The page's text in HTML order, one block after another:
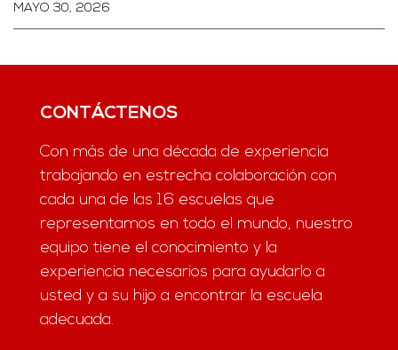
MAYO 30, 2026
CONTÁCTENOS
Con más de una década de experiencia
trabajando en estrecha colaboración con
cada una de las 16 escuelas que
representamos en todo el mundo, nuestro
equipo tiene el conocimiento y la
experiencia necesarios para ayudarlo a
usted y a su hijo a encontrar la escuela
adecuada.